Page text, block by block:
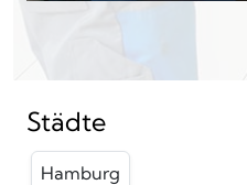
Städte
Hamburg